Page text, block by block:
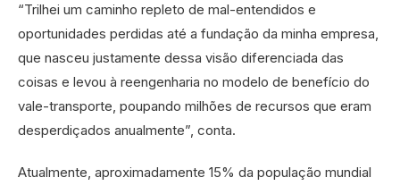
“Trilhei um caminho repleto de mal-entendidos e
oportunidades perdidas até a fundação da minha empresa,
que nasceu justamente dessa visão diferenciada das
coisas e levou à reengenharia no modelo de benefício do
vale-transporte, poupando milhões de recursos que eram
desperdiçados anualmente”, conta.
Atualmente, aproximadamente 15% da população mundial